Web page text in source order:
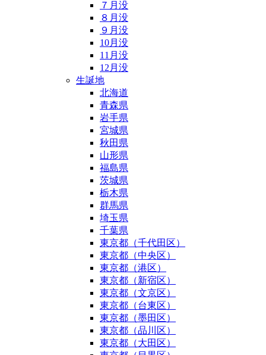
７月没
８月没
９月没
10月没
11月没
12月没
生誕地
北海道
青森県
岩手県
宮城県
秋田県
山形県
福島県
茨城県
栃木県
群馬県
埼玉県
千葉県
東京都（千代田区）
東京都（中央区）
東京都（港区）
東京都（新宿区）
東京都（文京区）
東京都（台東区）
東京都（墨田区）
東京都（品川区）
東京都（大田区）